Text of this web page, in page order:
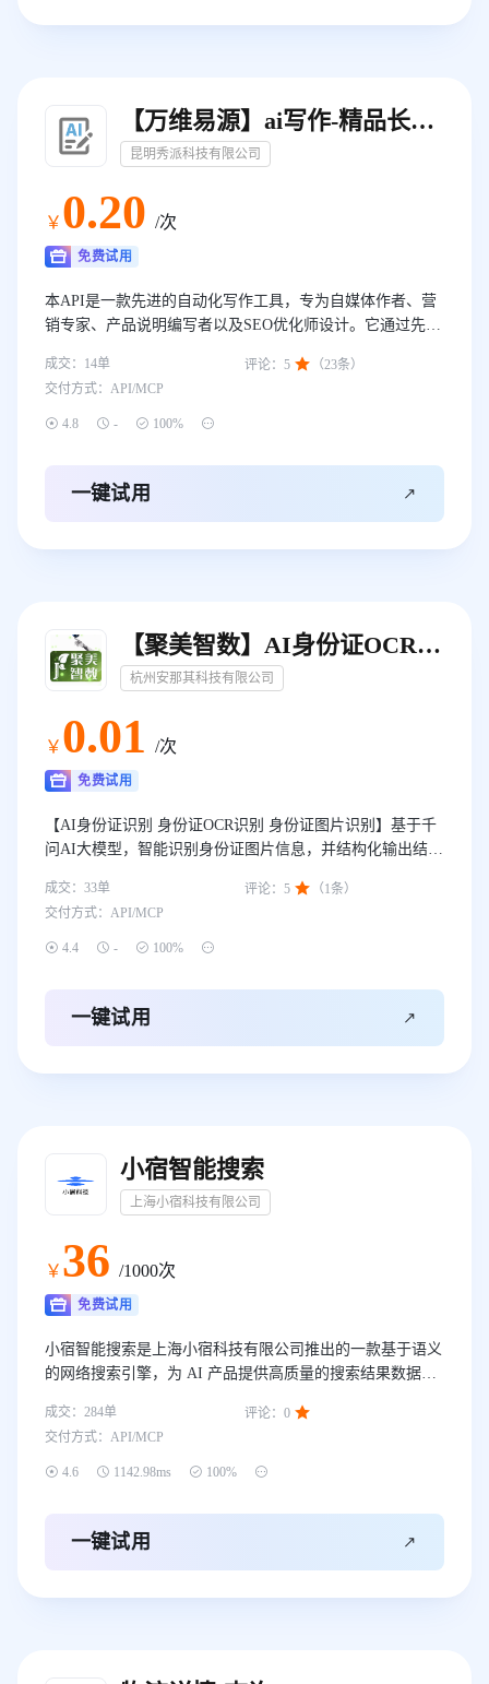
【万维易源】ai写作-精品长文一键写作-创意写作-智能文案生成-AI文本创作-自动化文章生成-ai人工智能
昆明秀派科技有限公司
￥ 0.20 /次
免费试用
本API是一款先进的自动化写作工具，专为自媒体作者、营
销专家、产品说明编写者以及SEO优化师设计。它通过先进
关信息，进行合理联想及扩展，最终生成高质量的内容摘
要、关键词、多层章节目录和正文内容。
成交： 14单 评论： 5  （23条）
交付方式： API/MCP
 4.8  -  100% 
一键试用 
【聚美智数】AI身份证OCR-身份证识别-身份证文字识别-身份证图片识别
杭州安那其科技有限公司
￥ 0.01 /次
免费试用
【AI身份证识别 身份证OCR识别 身份证图片识别】基于千
问AI大模型，智能识别身份证图片信息，并结构化输出结
成交： 33单 评论： 5  （1条）
交付方式： API/MCP
 4.4  -  100% 
一键试用 
小宿智能搜索
上海小宿科技有限公司
￥ 36 /1000次
免费试用
小宿智能搜索是上海小宿科技有限公司推出的一款基于语义
的网络搜索引擎，为 AI 产品提供高质量的搜索结果数据，
成交： 284单 评论： 0 
交付方式： API/MCP
 4.6  1142.98ms  100% 
一键试用 